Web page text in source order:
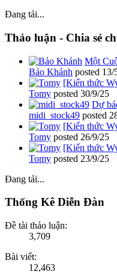
Đang tải...
Thảo luận - Chia sẻ
Một
Bảo Khánh posted 13/
[Kiến thức
Tomy posted 30/9/25
Dự
midi_stock49 posted
[Kiến thức
Tomy posted 26/9/25
[Kiến thức
Tomy posted 23/9/25
Đang tải...
Thống Kê Diễn Đàn
Đề tài thảo luận:
3,709
Bài viết:
12,463